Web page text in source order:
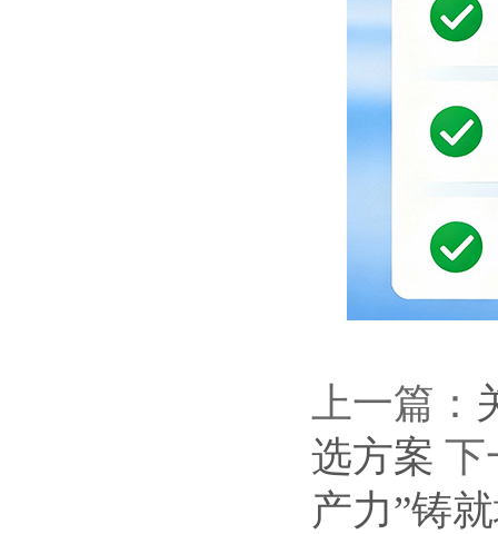
上一篇：
选方案 下
产力”铸